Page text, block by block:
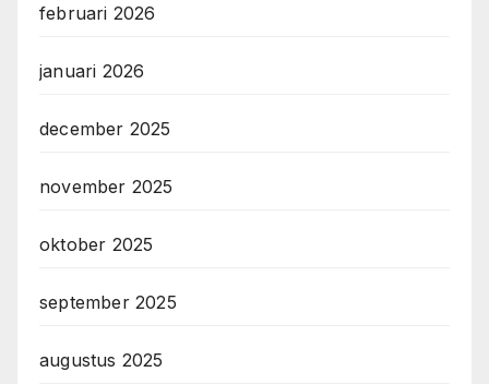
februari 2026
januari 2026
december 2025
november 2025
oktober 2025
september 2025
augustus 2025